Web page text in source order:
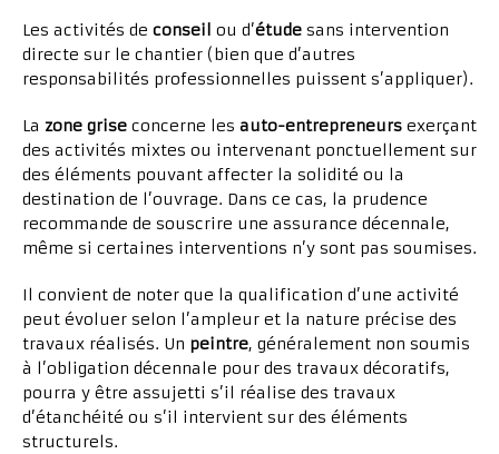
Les activités de conseil ou d’étude sans intervention
directe sur le chantier (bien que d’autres
responsabilités professionnelles puissent s’appliquer).
La zone grise concerne les auto-entrepreneurs exerçant
des activités mixtes ou intervenant ponctuellement sur
des éléments pouvant affecter la solidité ou la
destination de l’ouvrage. Dans ce cas, la prudence
recommande de souscrire une assurance décennale,
même si certaines interventions n’y sont pas soumises.
Il convient de noter que la qualification d’une activité
peut évoluer selon l’ampleur et la nature précise des
travaux réalisés. Un peintre, généralement non soumis
à l’obligation décennale pour des travaux décoratifs,
pourra y être assujetti s’il réalise des travaux
d’étanchéité ou s’il intervient sur des éléments
structurels.